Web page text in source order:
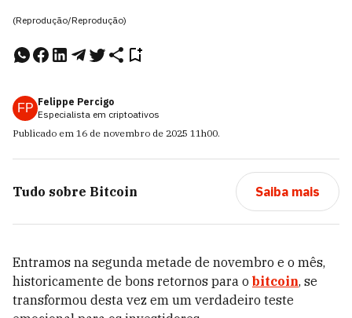
(Reprodução/Reprodução)
FP Felippe Percigo
Especialista em criptoativos
Publicado em 16 de novembro de 2025 11h00.
Tudo sobre Bitcoin Saiba mais
Entramos na segunda metade de novembro e o mês,
historicamente de bons retornos para o bitcoin, se
transformou desta vez em um verdadeiro teste